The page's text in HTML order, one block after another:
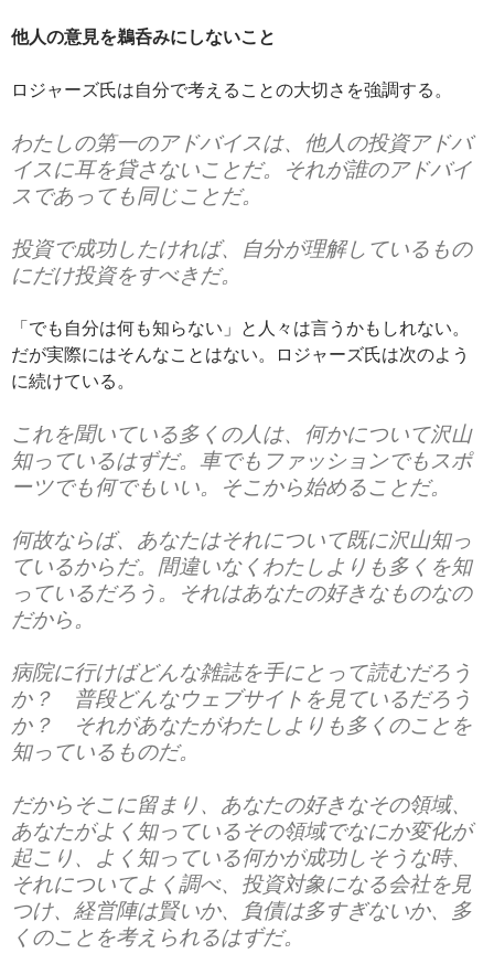
他人の意見を鵜呑みにしないこと
ロジャーズ氏は自分で考えることの大切さを強調する。
わたしの第一のアドバイスは、他人の投資アドバ
イスに耳を貸さないことだ。それが誰のアドバイ
スであっても同じことだ。
投資で成功したければ、自分が理解しているもの
にだけ投資をすべきだ。
「でも自分は何も知らない」と人々は言うかもしれない。
だが実際にはそんなことはない。ロジャーズ氏は次のよう
に続けている。
これを聞いている多くの人は、何かについて沢山
知っているはずだ。車でもファッションでもスポ
ーツでも何でもいい。そこから始めることだ。
何故ならば、あなたはそれについて既に沢山知っ
ているからだ。間違いなくわたしよりも多くを知
っているだろう。それはあなたの好きなものなの
だから。
病院に行けばどんな雑誌を手にとって読むだろう
か？ 普段どんなウェブサイトを見ているだろう
か？ それがあなたがわたしよりも多くのことを
知っているものだ。
だからそこに留まり、あなたの好きなその領域、
あなたがよく知っているその領域でなにか変化が
起こり、よく知っている何かが成功しそうな時、
それについてよく調べ、投資対象になる会社を見
つけ、経営陣は賢いか、負債は多すぎないか、多
くのことを考えられるはずだ。